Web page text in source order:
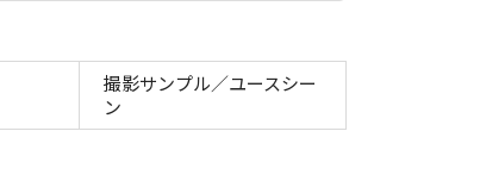
撮影サンプル／ユースシー
ン